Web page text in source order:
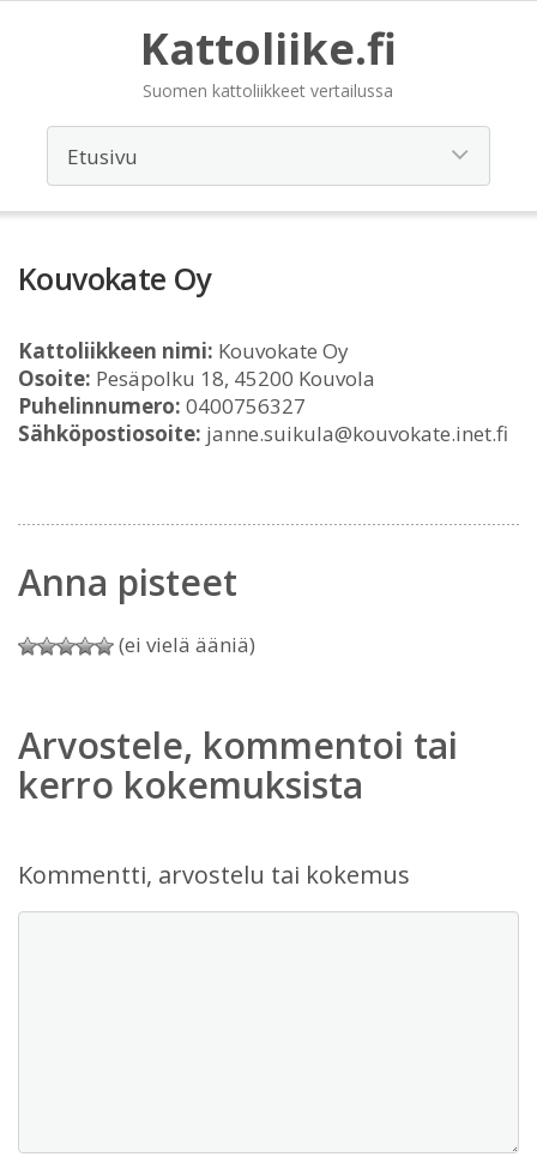
Kattoliike.fi
Suomen kattoliikkeet vertailussa
Kouvokate Oy
Kattoliikkeen nimi: Kouvokate Oy
Osoite: Pesäpolku 18, 45200 Kouvola
Puhelinnumero: 0400756327
Sähköpostiosoite: janne.suikula@kouvokate.inet.fi
Anna pisteet
(ei vielä ääniä)
Arvostele, kommentoi tai
kerro kokemuksista
Kommentti, arvostelu tai kokemus